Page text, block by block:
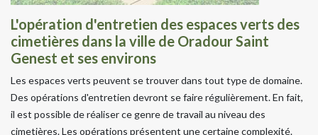
L'opération d'entretien des espaces verts des
cimetières dans la ville de Oradour Saint
Genest et ses environs
Les espaces verts peuvent se trouver dans tout type de domaine.
Des opérations d'entretien devront se faire régulièrement. En fait,
il est possible de réaliser ce genre de travail au niveau des
cimetières. Les opérations présentent une certaine complexité.